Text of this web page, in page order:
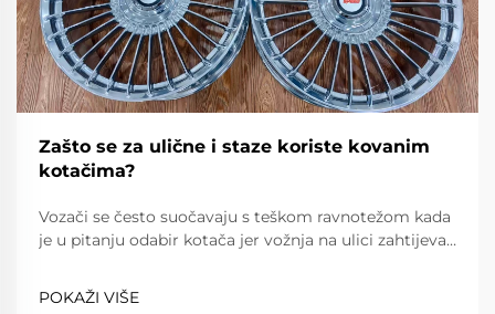
Zašto se za ulične i staze koriste kovanim
kotačima?
Vozači se često suočavaju s teškom ravnotežom kada
je u pitanju odabir kotača jer vožnja na ulici zahtijeva
propisa, dok vožnja na stazi zahtijeva iznimnu lakost,
snagu i preciznost. Kovanim kotačima...
POKAŽI VIŠE